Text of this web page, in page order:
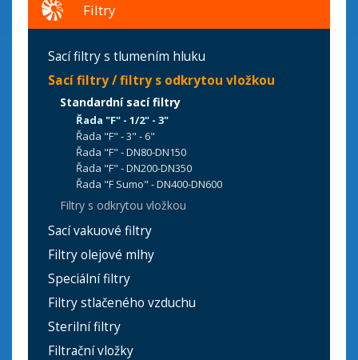
Filtry
Sací filtry s tlumením hluku
Sací filtry / filtry s odkrytou vložkou
Standardní sací filtry
Řada "F" - 1/2" - 3"
Řada "F" - 3" - 6"
Řada "F" - DN80-DN150
Řada "F" - DN200-DN350
Řada "F Sumo" - DN400-DN600
Filtry s odkrytou vložkou
Sací vakuové filtry
Filtry olejové mlhy
Speciální filtry
Filtry stlačeného vzduchu
Sterilní filtry
Filtrační vložky